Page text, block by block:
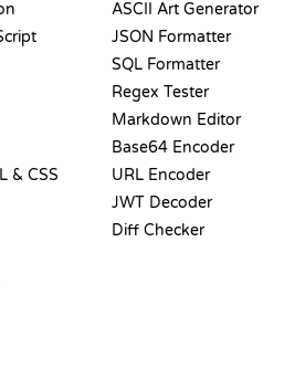
& CSS
ASCII Art Generator
JSON Formatter
SQL Formatter
Regex Tester
Markdown Editor
Base64 Encoder
URL Encoder
JWT Decoder
Diff Checker